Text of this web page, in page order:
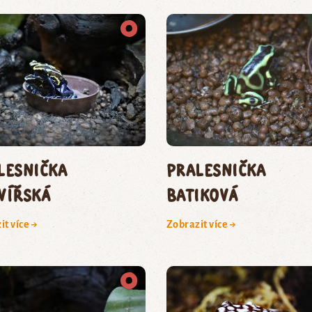
více →
pralesnička
batiková
Zobrazit více →